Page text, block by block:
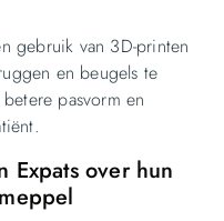
gebruik van 3D-printen
en beugels te
pasvorm en
Expats over hun